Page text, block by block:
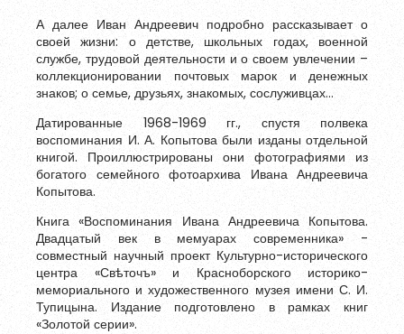
А далее Иван Андреевич подробно рассказывает о
своей жизни: о детстве, школьных годах, военной
службе, трудовой деятельности и о своем увлечении –
коллекционировании почтовых марок и денежных
знаков; о семье, друзьях, знакомых, сослуживцах…
Датированные 1968-1969 гг., спустя полвека
воспоминания И. А. Копытова были изданы отдельной
книгой. Проиллюстрированы они фотографиями из
богатого семейного фотоархива Ивана Андреевича
Копытова.
Книга «Воспоминания Ивана Андреевича Копытова.
Двадцатый век в мемуарах современника» -
совместный научный проект Культурно-исторического
центра «Свѣточъ» и Красноборского историко-
мемориального и художественного музея имени С. И.
Тупицына. Издание подготовлено в рамках книг
«Золотой серии».